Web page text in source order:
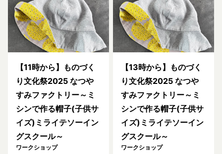
【11時から】ものづく
り文化祭2025 なつや
すみファクトリー～ミ
シンで作る帽子(子供サ
イズ)ミライテソーイン
グスクール～
ワークショップ
【13時から】ものづく
り文化祭2025 なつや
すみファクトリー～ミ
シンで作る帽子(子供サ
イズ)ミライテソーイン
グスクール～
ワークショップ